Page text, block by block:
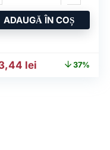
304,88 lei.
ADAUGĂ ÎN COȘ
inițial a fost:
lei Prețul curent
37%